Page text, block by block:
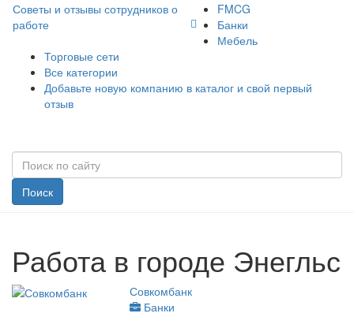
Советы и отзывы сотрудников о
работе
FMCG
Банки
Мебель
Торговые сети
Все категории
Добавьте новую компанию в каталог и свой первый
отзыв
Поиск
Работа в городе Энегльс
Совкомбанк
Банки